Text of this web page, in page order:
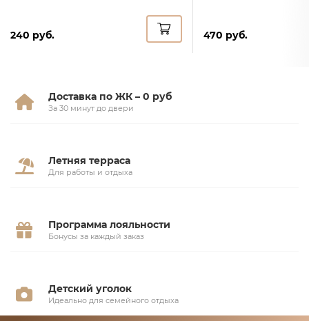
240 руб. 470 руб.
Доставка по ЖК – 0 руб
За 30 минут до двери
Летняя терраса
Для работы и отдыха
Программа лояльности
Бонусы за каждый заказ
Детский уголок
Идеально для семейного отдыха